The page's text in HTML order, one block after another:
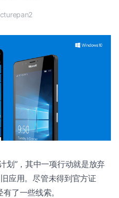
划”，其中一项行动就是放弃
应用。尽管未得到官方证
了一些线索。